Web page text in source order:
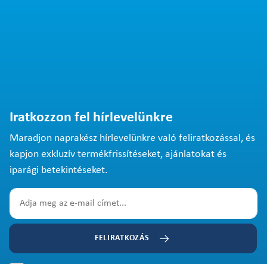
Iratkozzon fel hírlevelünkre
Maradjon naprakész hírlevelünkre való feliratkozással, és
kapjon exkluzív termékfrissítéseket, ajánlatokat és
iparági betekintéseket.
FELIRATKOZÁS